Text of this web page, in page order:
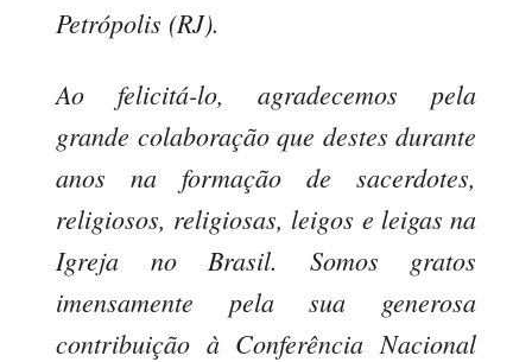
Petrópolis (RJ).
Ao felicitá-lo, agradecemos pela
grande colaboração que destes durante
anos na formação de sacerdotes,
religiosos, religiosas, leigos e leigas na
Igreja no Brasil. Somos gratos
imensamente pela sua generosa
contribuição à Conferência Nacional